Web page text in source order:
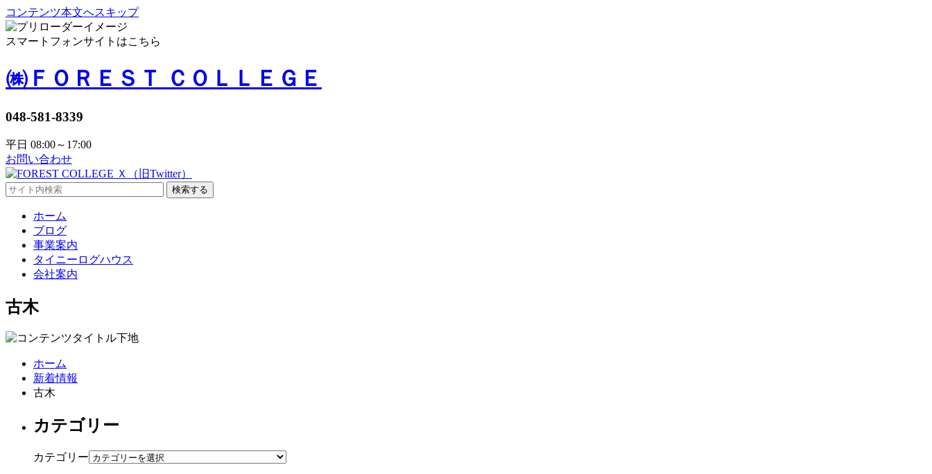
コンテンツ本文へスキップ
スマートフォンサイトはこちら
㈱ＦＯＲＥＳＴ ＣＯＬＬＥＧＥ
048-581-8339
平日 08:00～17:00
お問い合わせ
検索する
ホーム
ブログ
事業案内
タイニーログハウス
会社案内
古木
ホーム
新着情報
古木
カテゴリー
カテゴリー